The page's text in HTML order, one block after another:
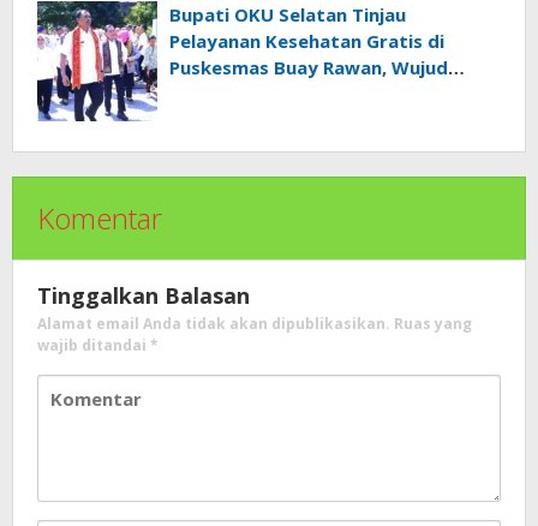
Bupati OKU Selatan Tinjau
Pelayanan Kesehatan Gratis di
Puskesmas Buay Rawan, Wujud
Komentar
Tinggalkan Balasan
Alamat email Anda tidak akan dipublikasikan. Ruas yang
wajib ditandai *